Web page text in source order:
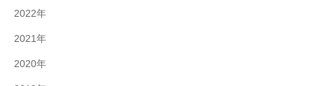
2022年
2021年
2020年